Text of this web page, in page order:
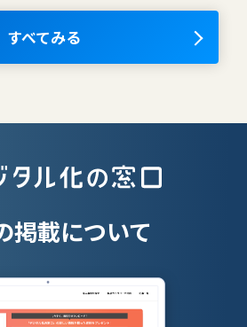
ントツール
OKRツール
授業支援シス
すべてみる
掲載について